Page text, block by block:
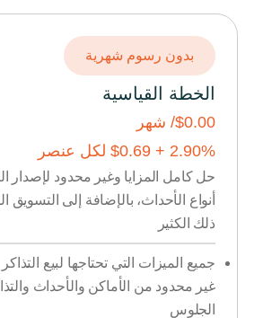
بدون رسوم شهرية
الخطة القياسية
$0.00/ شهر
2.90% +
$0.69 لكل عنصر
حل كامل المزايا وغير محدود لإصدار
أنواع الأحداث، بالإضافة إلى التسويق
ذلك الكثير
جميع الميزات التي تحتاجها لبيع
غير محدود من الأماكن والأحداث
الجلوس